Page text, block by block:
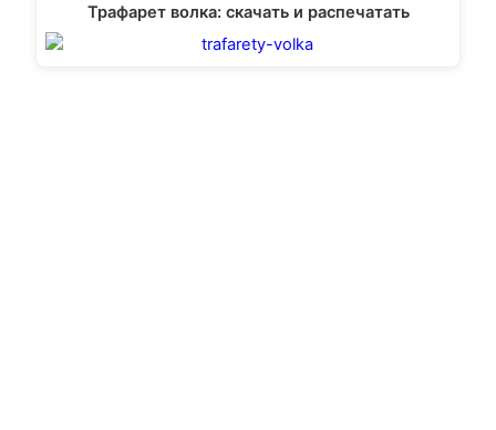
Трафарет волка: скачать и распечатать